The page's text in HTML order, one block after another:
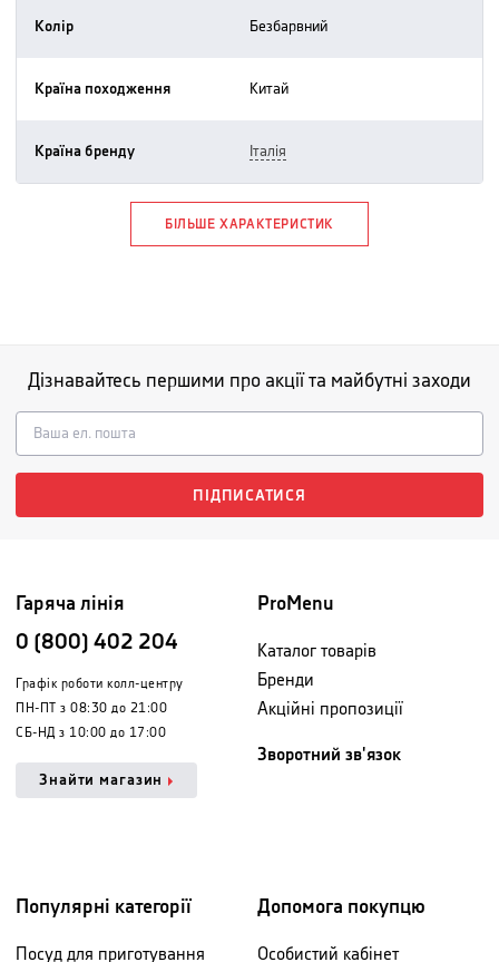
Колір безбарвний
Країна походження китай
Країна бренду італія
БІЛЬШЕ ХАРАКТЕРИСТИК
Дізнавайтесь першими про акції та майбутні заходи
ПІДПИСАТИСЯ
Гаряча лінія
0 (800) 402 204
Графік роботи колл-центру
ПН-ПТ з 08:30 до 21:00
СБ-НД з 10:00 до 17:00
Знайти магазин
ProMenu
Каталог товарів
Бренди
Акційні пропозиції
Зворотний зв'язок
Популярні категорії
Посуд для приготування
Допомога покупцю
Особистий кабінет